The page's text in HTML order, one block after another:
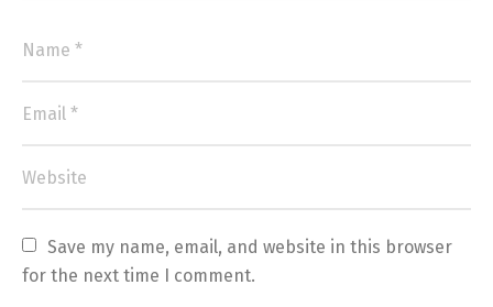
Save my name, email, and website in this browser
for the next time I comment.